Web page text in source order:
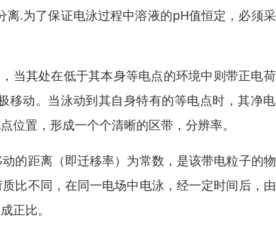
.为了保证电泳过程中溶液的pH值恒定，必须
当其处在低于其本身等电点的环境中则带正电
动。当泳动到其自身特有的等电点时，其净
置，形成一个个清晰的区带，分辨率。
的距离（即迁移率）为常数，是该带电粒子的
比不同，在同一电场中电泳，经一定时间后，
正比。